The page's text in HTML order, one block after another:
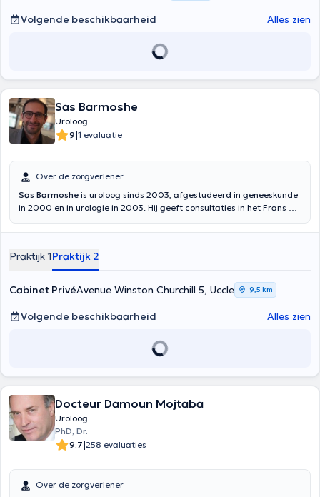
débitmètre, un bilan urodynamique, Fibroscope (urètre et vessie)
Volgende beschikbaarheid Alles zien
Sas Barmoshe
Uroloog
9|1 evaluatie
Over de zorgverlener
Sas Barmoshe is uroloog sinds 2003, afgestudeerd in geneeskunde
in 2000 en in urologie in 2003. Hij geeft consultaties in het Frans of
robot), lithiasis chirurgie, incontinentie en verzakking chirurgie,
Churchill 5, Ukkel 1180 of in het Cavell kantoor in 37 rue Général Lotz
Ukkel 1180
Praktijk 1Praktijk 2
Cabinet PrivéAvenue Winston Churchill 5, Uccle 9,5 km
Volgende beschikbaarheid Alles zien
Docteur Damoun Mojtaba
Uroloog
PhD, Dr.
9.7|258 evaluaties
Over de zorgverlener